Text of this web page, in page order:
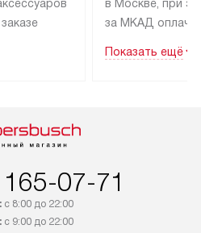
сайта.
в Москве, при
за МКАД
партнера
по монтажу
Показать ещё
07-71
с 8:00 до 22:00
с 9:00 до 22:00